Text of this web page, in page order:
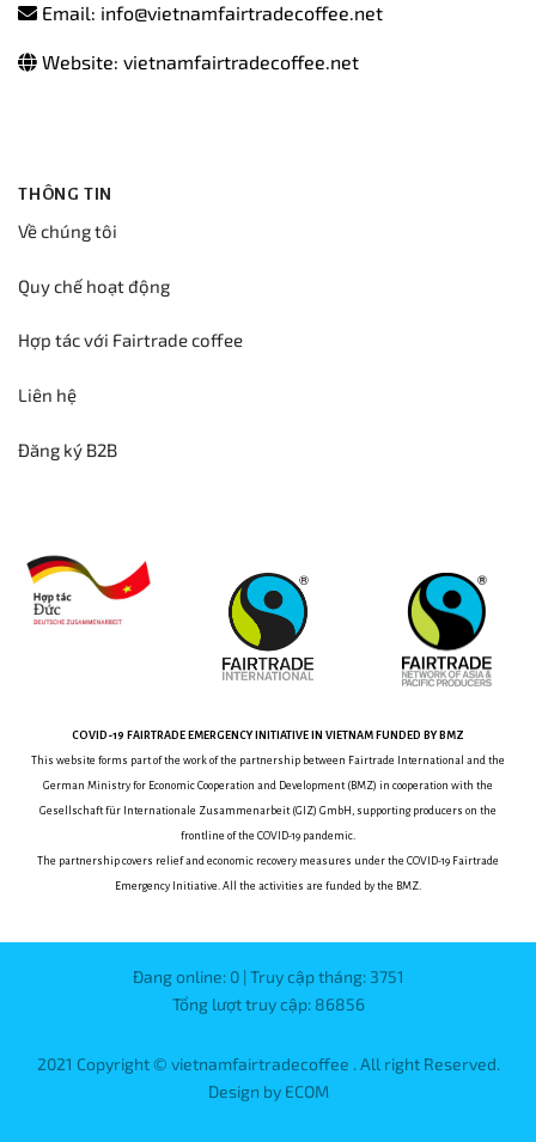
Email: info@vietnamfairtradecoffee.net
Website: vietnamfairtradecoffee.net
THÔNG TIN
Về chúng tôi
Quy chế hoạt động
Hợp tác với Fairtrade coffee
Liên hệ
Đăng ký B2B
COVID-19 FAIRTRADE EMERGENCY INITIATIVE IN VIETNAM FUNDED BY BMZ
This website forms part of the work of the partnership between Fairtrade International and the
German Ministry for Economic Cooperation and Development (BMZ) in cooperation with the
Gesellschaft für Internationale Zusammenarbeit (GIZ) GmbH, supporting producers on the
frontline of the COVID-19 pandemic.
The partnership covers relief and economic recovery measures under the COVID-19 Fairtrade
Emergency Initiative. All the activities are funded by the BMZ.
Đang online: 0 | Truy cập tháng: 3751
Tổng lượt truy cập: 86856
2021 Copyright © vietnamfairtradecoffee . All right Reserved.
Design by ECOM